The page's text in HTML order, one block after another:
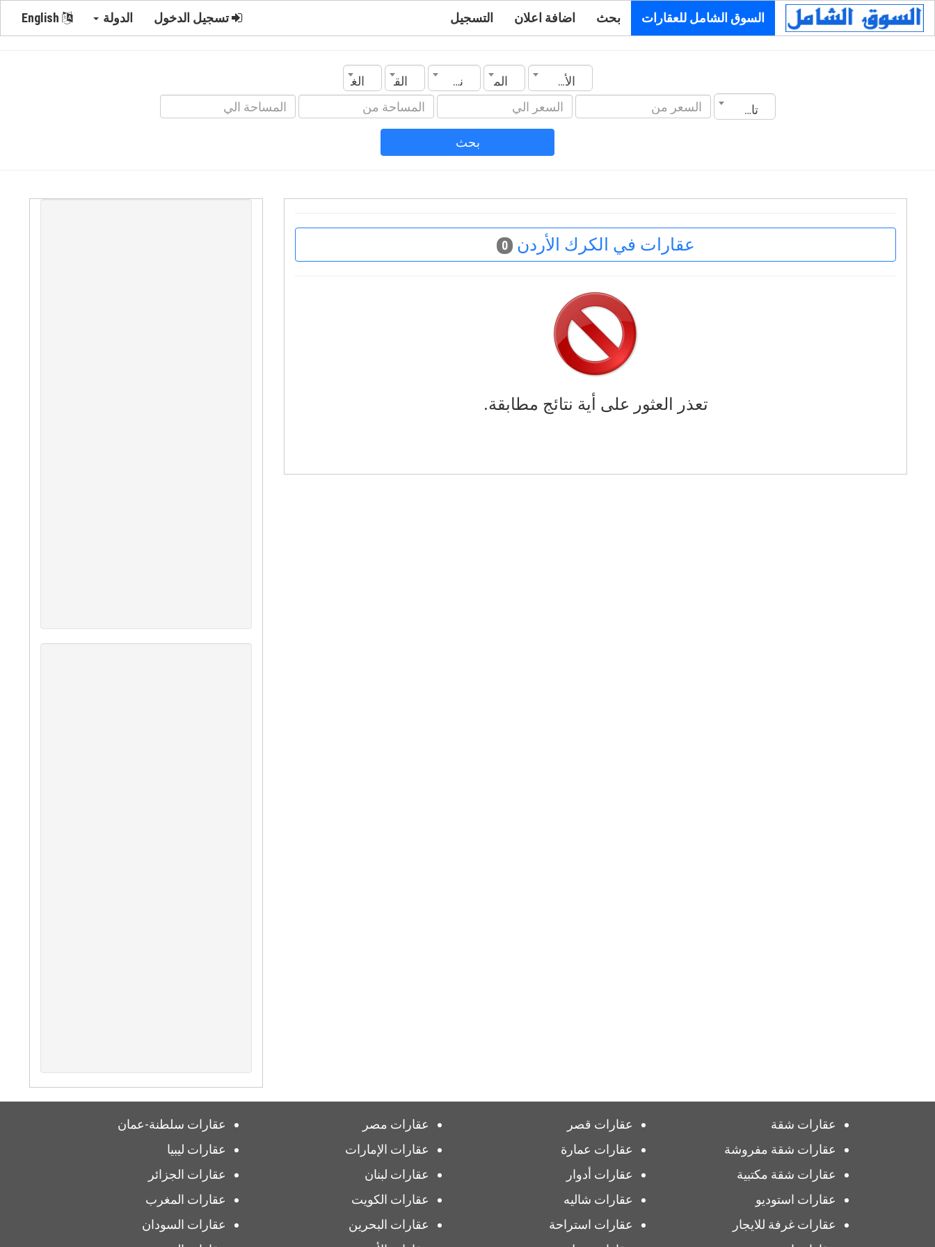
السوق الشامل للعقارات بحث اضافة اعلان التسجيل تسجيل الدخول الدولة
الأردن المدينة نوع العقار القسم
الغرف
تاريخ الانشاء
بحث
عقارات في الكرك الأردن 0
تعذر العثور على أية نتائج مطابقة.
عقارات شقة
عقارات شقة مفروشة
عقارات شقة مكتبية
عقارات استوديو
عقارات غرفة للايجار
عقارات قصر
عقارات عمارة
عقارات أدوار
عقارات شاليه
عقارات استراحة
عقارات مصر
عقارات الإمارات
عقارات لبنان
عقارات الكويت
عقارات البحرين
عقارات سلطنة-عمان
عقارات ليبيا
عقارات الجزائر
عقارات المغرب
عقارات السودان